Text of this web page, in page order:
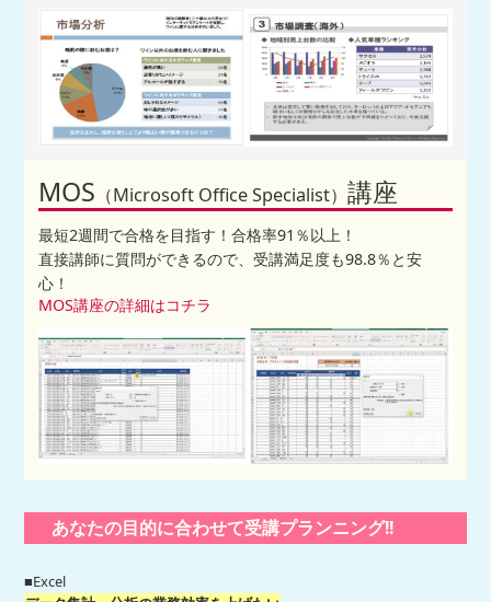
MOS （Microsoft Office Specialist）講座
最短2週間で合格を目指す！合格率91％以上！
直接講師に質問ができるので、受講満足度も98.8％と安
心！
MOS講座の詳細はコチラ
あなたの目的に合わせて受講プランニング!!
■Excel